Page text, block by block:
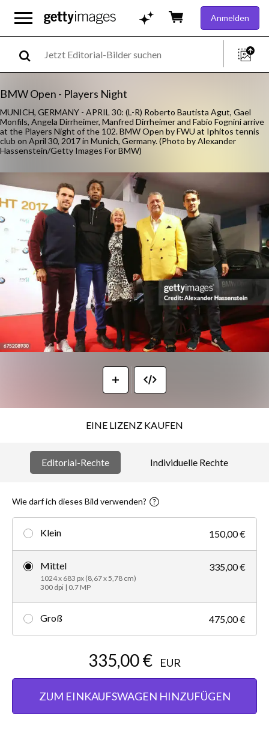
Anmelden
BMW Open - Players Night
MUNICH, GERMANY - APRIL 30: (L-R) Roberto Bautista Agut, Gael
Monfils, Angela Dirrheimer, Manfred Dirrheimer and Fabio Fognini arrive
at the Players Night of the 102. BMW Open by FWU at Iphitos tennis
club on April 30, 2017 in Munich, Germany. (Photo by Alexander
Hassenstein/Getty Images For BMW)
EINE LIZENZ KAUFEN
Editorial-Rechte Individuelle Rechte
Wie darf ich dieses Bild verwenden?
Klein 150,00 €
Mittel
1024 x 683 px (8,67 x 5,78 cm)
300 dpi | 0.7 MP
335,00 €
Groß 475,00 €
335,00 € EUR
ZUM EINKAUFSWAGEN HINZUFÜGEN